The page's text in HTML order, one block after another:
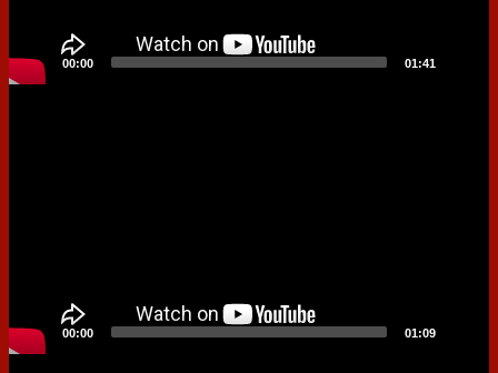
00:00 01:41
00:00 01:09